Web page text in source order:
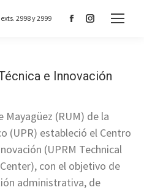
2998 y 2999
Facebook
in
Instagram
in
e Innovación
(RUM) de la
(UPR) estableció el Centro
(UPRM Technical
con el objetivo de
administrativa, de